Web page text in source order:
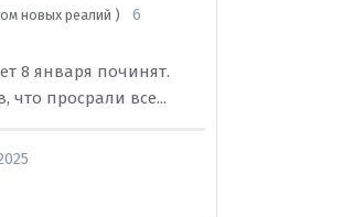
новых реалий )
6
8 января починят.
что просрали все...